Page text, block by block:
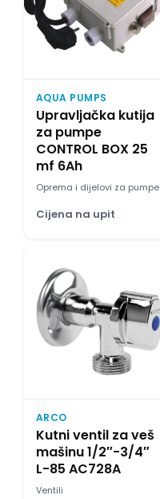
AQUA PUMPS
Upravljačka kutija
za pumpe
CONTROL BOX 25
mf 6Ah
Oprema i dijelovi za pumpe
Cijena na upit
ARCO
Kutni ventil za veš
mašinu 1/2″-3/4″
L-85 AC728A
Ventili